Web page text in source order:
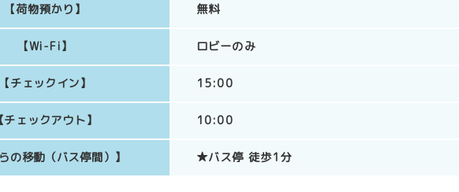
【荷物預かり】 無料
【Wi-Fi】 ロビーのみ
【チェックイン】 15:00
【チェックアウト】 10:00
の移動（バス停間）】 ★バス停 徒歩1分